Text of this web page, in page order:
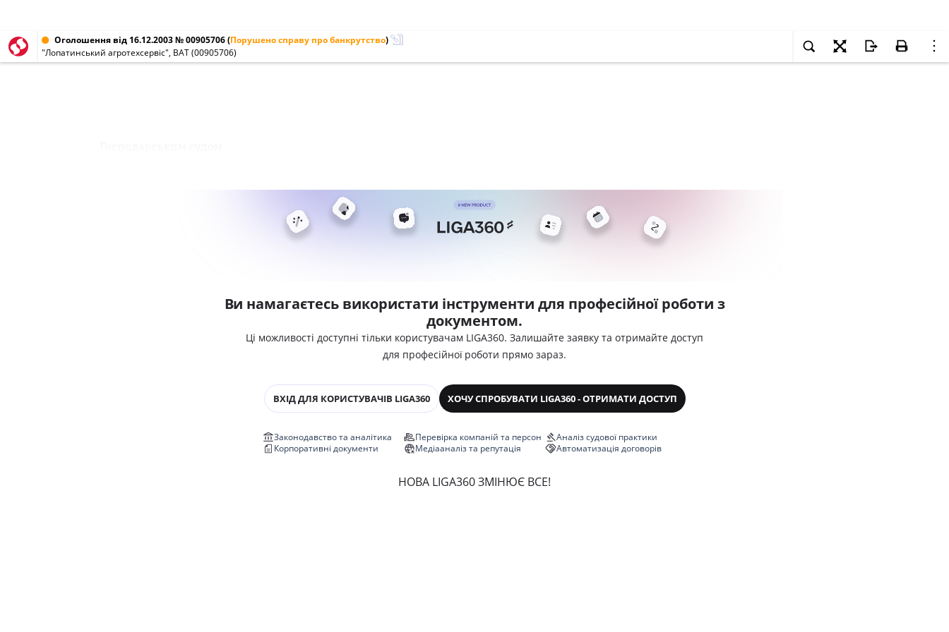
Оголошення від 16.12.2003 № 00905706(Порушено справу про банкрутство)
"Лопатинський агротехсервіс", ВАТ (00905706)
Ви намагаєтесь використати інструменти для професійної роботи з
документом.
Ці можливості доступні тільки користувачам LIGA360. Залишайте заявку та отримайте доступ
для професійної роботи прямо зараз.
ВХІД ДЛЯ КОРИСТУВАЧІВ LIGA360 ХОЧУ СПРОБУВАТИ LIGA360 - ОТРИМАТИ ДОСТУП
Законодавство та аналітика
Корпоративні документи
Перевірка компаній та персон
Медіааналіз та репутація
Аналіз судової практики
Автоматизація договорів
НОВА LIGA360 ЗМІНЮЄ ВСЕ!